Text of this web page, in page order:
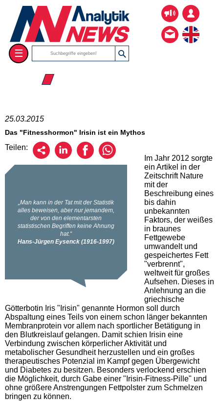
☰
☰ 2015
25.03.2015
Das "Fitnesshormon" Irisin ist ein Mythos
Teilen:
Im Jahr 2012 sorgte
ein Artikel in der
Zeitschrift Nature
mit der
Beschreibung eines
bis dahin
unbekannten
Faktors, der weißes
in braunes
Fettgewebe
umwandelt und
gespeichertes Fett
"verbrennt",
weltweit für großes
Aufsehen. Dieses in
Anlehnung an die
griechische
Götterbotin Iris "Irisin" genannte Hormon soll durch
Abspaltung eines Teils von einem schon länger bekannten
Membranprotein vor allem nach sportlicher Betätigung in
den Blutkreislauf gelangen. Damit schien Irisin eine
Verbindung zwischen körperlicher Aktivität und
metabolischer Gesundheit herzustellen und ein großes
therapeutisches Potenzial im Kampf gegen Übergewicht
und Diabetes zu besitzen. Besonders verlockend erschien
die Möglichkeit, durch Gabe einer "Irisin-Fitness-Pille" und
ohne größere Anstrengungen Fettpolster zum Schmelzen
bringen zu können.